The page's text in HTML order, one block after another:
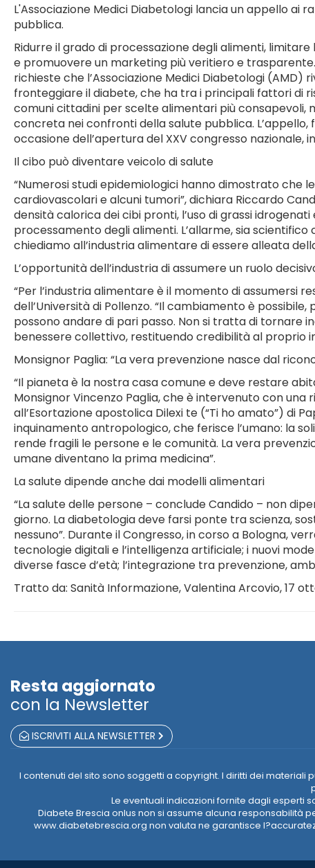
L'Associazione Medici Diabetologi lancia un appello
pubblica.
Ridurre il grado di processazione degli alimenti,
e promuovere un marketing più veritiero e
richieste che l’Associazione Medici Diabetologi
fronteggiare il diabete, che ha tra i principali fattori di
comuni cittadini per scelte alimentari più consapevoli,
concreta nei confronti della salute pubblica. L’appello,
occasione dell’apertura del XXV congresso nazionale,
Il cibo può diventare veicolo di salute
“Numerosi studi epidemiologici hanno dimostrato
cardiovascolari e alcuni tumori”, dichiara Riccardo
densità calorica dei cibi pronti, l’uso di grassi
processamento degli alimenti. L’allarme, sia
chiediamo all’industria alimentare di essere alleata
L’opportunità dell’industria di assumere un ruolo
“Per l’industria alimentare è il momento di assumersi
dell’Università di Pollenzo. “Il cambiamento è
possono andare di pari passo. Non si tratta di tornare
benessere collettivo, restituendo credibilità al proprio
Monsignor Paglia: “La vera prevenzione nasce dal
“Il pianeta è la nostra casa comune e deve restare
Monsignor Vincenzo Paglia, che è intervenuto con una
all’Esortazione apostolica Dilexi te (“Ti ho amato”) di
inquinamento antropologico, che ferisce l’umano: la
rende fragili le persone e le comunità. La vera
umane diventano la prima medicina”.
La salute dipende anche dai modelli alimentari
“La salute delle persone – conclude Candido – non
giorno. La diabetologia deve farsi ponte tra scienza,
nessuno”. Durante il Congresso, in corso a Bologna,
tecnologie digitali e l’intelligenza artificiale; i nuovi
diverse fasce d’età; l’integrazione tra prevenzione,
Tratto da: Sanità Informazione, Valentina Arcovio, 17
Resta aggiornato
con la Newsletter
ISCRIVITI ALLA NEWSLETTER
I contenuti del sito sono soggetti a copyright. I diritti dei
Le eventuali indicazioni fornite dagli esperti
Diabete Brescia onlus non si assume alcuna responsabilità
www.diabetebrescia.org non valuta ne garantisce